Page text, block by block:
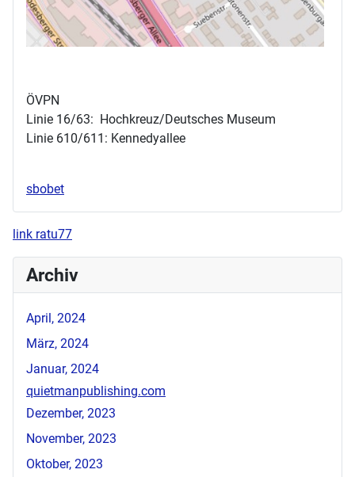
ÖVPN
Linie 16/63: Hochkreuz/Deutsches Museum
Linie 610/611: Kennedyallee
sbobet
link ratu77
Archiv
April, 2024
März, 2024
Januar, 2024
quietmanpublishing.com
Dezember, 2023
November, 2023
Oktober, 2023